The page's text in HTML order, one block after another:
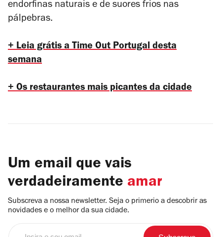
endorfinas naturais e de suores frios nas
pálpebras.
+ Leia grátis a Time Out Portugal desta
semana
+ Os restaurantes mais picantes da cidade
Um email que vais
verdadeiramente amar
Subscreva a nossa newsletter. Seja o primerio a descobrir as
novidades e o melhor da sua cidade.